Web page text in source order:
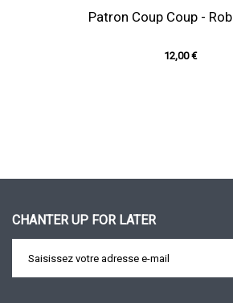
Patron Coup Coup -
12,00 €
CHANTER UP FOR LATER